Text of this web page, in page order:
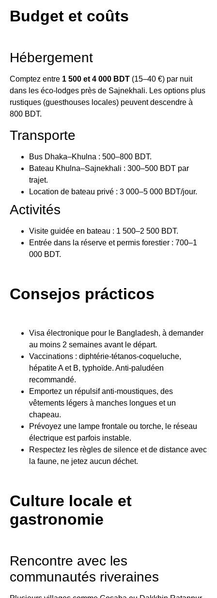
Budget et coûts
Hébergement
Comptez entre 1 500 et 4 000 BDT (15–40 €) par nuit
dans les éco-lodges près de Sajnekhali. Les options plus
rustiques (guesthouses locales) peuvent descendre à
800 BDT.
Transporte
Bus Dhaka–Khulna : 500–800 BDT.
Bateau Khulna–Sajnekhali : 300–500 BDT par
trajet.
Location de bateau privé : 3 000–5 000 BDT/jour.
Activités
Visite guidée en bateau : 1 500–2 500 BDT.
Entrée dans la réserve et permis forestier : 700–1
000 BDT.
Consejos prácticos
Visa électronique pour le Bangladesh, à demander
au moins 2 semaines avant le départ.
Vaccinations : diphtérie-tétanos-coqueluche,
hépatite A et B, typhoïde. Anti-paludéen
recommandé.
Emportez un répulsif anti-moustiques, des
vêtements légers à manches longues et un
chapeau.
Prévoyez une lampe frontale ou torche, le réseau
électrique est parfois instable.
Respectez les règles de silence et de distance avec
la faune, ne jetez aucun déchet.
Culture locale et
gastronomie
Rencontre avec les
communautés riveraines